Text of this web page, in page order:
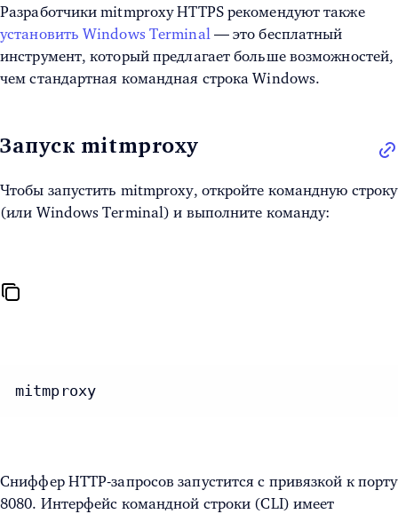
Разработчики mitmproxy HTTPS рекомендуют также
установить Windows Terminal— это бесплатный
инструмент, который предлагает больше возможностей,
чем стандартная командная строка Windows.
Запуск mitmproxy
Чтобы запустить mitmproxy, откройте командную строку
(или Windows Terminal) и выполните команду:
mitmproxy
Сниффер HTTP-запросов запустится с привязкой к порту
8080. Интерфейс командной строки (CLI) имеет